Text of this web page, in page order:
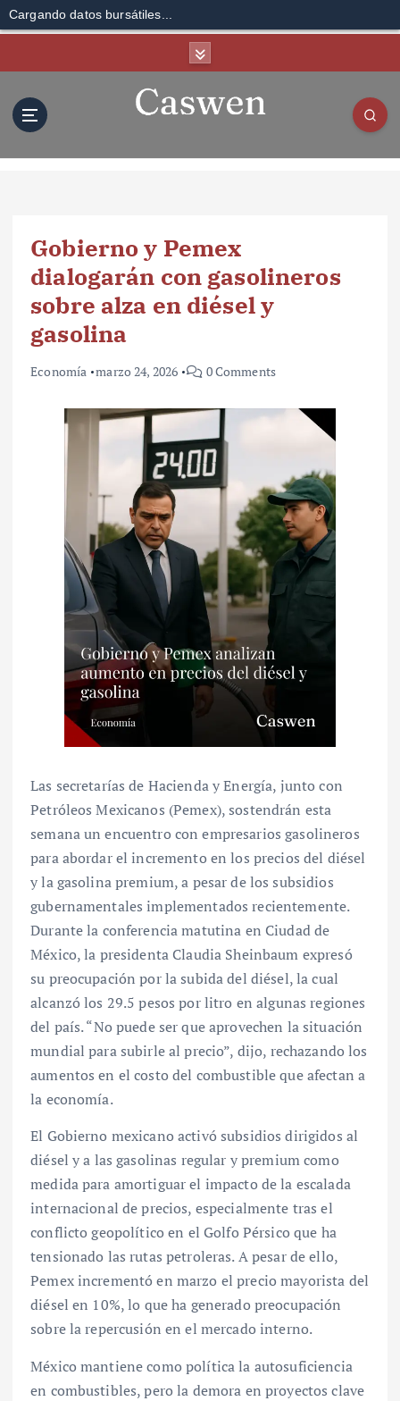
Cargando datos bursátiles...
Gobierno y Pemex
dialogarán con gasolineros
sobre alza en diésel y
gasolina
Economía marzo 24, 2026 0 Comments
Las secretarías de Hacienda y Energía, junto con
Petróleos Mexicanos (Pemex), sostendrán esta
semana un encuentro con empresarios gasolineros
para abordar el incremento en los precios del diésel
y la gasolina premium, a pesar de los subsidios
gubernamentales implementados recientemente.
Durante la conferencia matutina en Ciudad de
México, la presidenta Claudia Sheinbaum expresó
su preocupación por la subida del diésel, la cual
alcanzó los 29.5 pesos por litro en algunas regiones
del país. “No puede ser que aprovechen la situación
mundial para subirle al precio”, dijo, rechazando los
aumentos en el costo del combustible que afectan a
la economía.
El Gobierno mexicano activó subsidios dirigidos al
diésel y a las gasolinas regular y premium como
medida para amortiguar el impacto de la escalada
internacional de precios, especialmente tras el
conflicto geopolítico en el Golfo Pérsico que ha
tensionado las rutas petroleras. A pesar de ello,
Pemex incrementó en marzo el precio mayorista del
diésel en 10%, lo que ha generado preocupación
sobre la repercusión en el mercado interno.
México mantiene como política la autosuficiencia
en combustibles, pero la demora en proyectos clave